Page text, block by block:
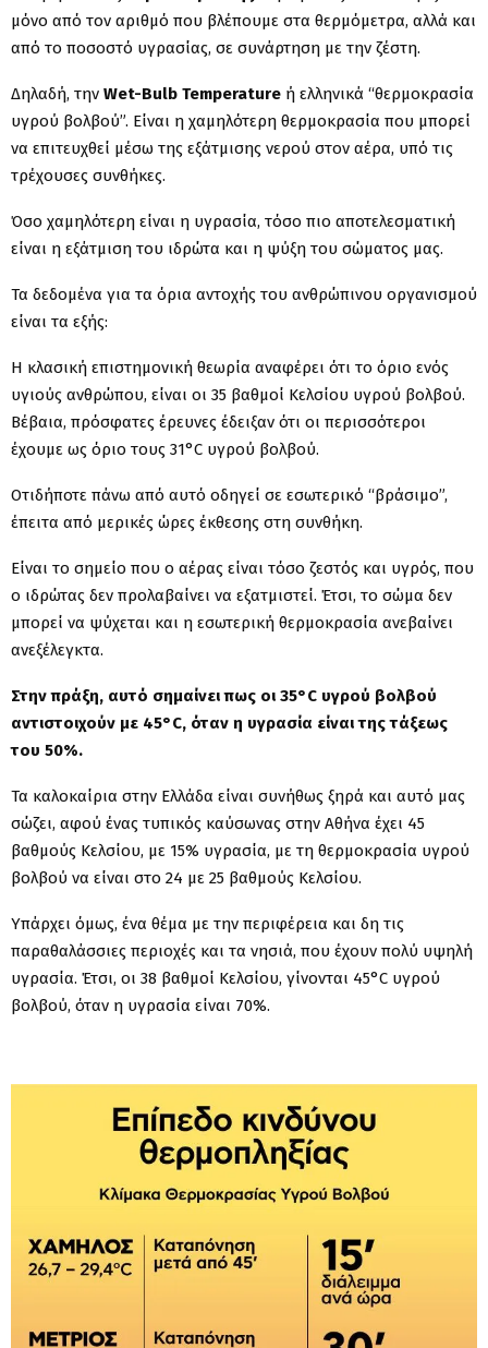
μόνο από τον αριθμό που βλέπουμε στα θερμόμετρα, αλλά και
από το ποσοστό υγρασίας, σε συνάρτηση με την ζέστη.
Δηλαδή, την Wet-Bulb Temperature ή ελληνικά “θερμοκρασία
υγρού βολβού”. Είναι η χαμηλότερη θερμοκρασία που μπορεί
να επιτευχθεί μέσω της εξάτμισης νερού στον αέρα, υπό τις
τρέχουσες συνθήκες.
Όσο χαμηλότερη είναι η υγρασία, τόσο πιο αποτελεσματική
είναι η εξάτμιση του ιδρώτα και η ψύξη του σώματος μας.
Τα δεδομένα για τα όρια αντοχής του ανθρώπινου οργανισμού
είναι τα εξής:
Η κλασική επιστημονική θεωρία αναφέρει ότι το όριο ενός
υγιούς ανθρώπου, είναι οι 35 βαθμοί Κελσίου υγρού βολβού.
Βέβαια, πρόσφατες έρευνες έδειξαν ότι οι περισσότεροι
έχουμε ως όριο τους 31°C υγρού βολβού.
Οτιδήποτε πάνω από αυτό οδηγεί σε εσωτερικό “βράσιμο”,
έπειτα από μερικές ώρες έκθεσης στη συνθήκη.
Είναι το σημείο που ο αέρας είναι τόσο ζεστός και υγρός, που
ο ιδρώτας δεν προλαβαίνει να εξατμιστεί. Έτσι, το σώμα δεν
μπορεί να ψύχεται και η εσωτερική θερμοκρασία ανεβαίνει
ανεξέλεγκτα.
Στην πράξη, αυτό σημαίνει πως οι 35°C υγρού βολβού
αντιστοιχούν με 45°C, όταν η υγρασία είναι της τάξεως
του 50%.
Τα καλοκαίρια στην Ελλάδα είναι συνήθως ξηρά και αυτό μας
σώζει, αφού ένας τυπικός καύσωνας στην Αθήνα έχει 45
βαθμούς Κελσίου, με 15% υγρασία, με τη θερμοκρασία υγρού
βολβού να είναι στο 24 με 25 βαθμούς Κελσίου.
Υπάρχει όμως, ένα θέμα με την περιφέρεια και δη τις
παραθαλάσσιες περιοχές και τα νησιά, που έχουν πολύ υψηλή
υγρασία. Έτσι, οι 38 βαθμοί Κελσίου, γίνονται 45°C υγρού
βολβού, όταν η υγρασία είναι 70%.